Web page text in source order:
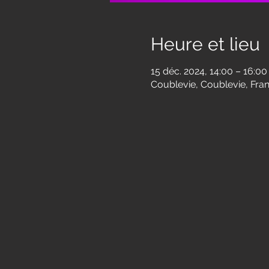
Heure et lieu
15 déc. 2024, 14:00 – 16:00
Coublevie, Coublevie,